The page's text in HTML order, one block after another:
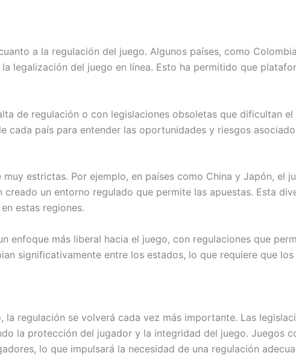
a la regulación del juego. Algunos países, como
legalización del juego en línea. Esto ha permitido que
de regulación o con legislaciones obsoletas que dificultan el
cada país para entender las oportunidades y riesgos
estrictas. Por ejemplo, en países como China y Japón, el
un entorno regulado que permite las apuestas. Esta
estas regiones.
enfoque más liberal hacia el juego, con regulaciones que
significativamente entre los estados, lo que requiere que
regulación se volverá cada vez más importante. Las
la protección del jugador y la integridad del juego. Juegos
lo que impulsará la necesidad de una regulación